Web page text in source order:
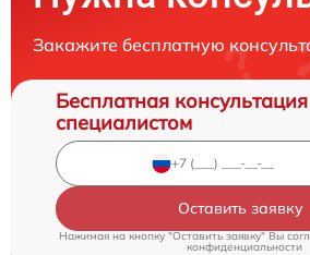
Закажите бесплатную
Бесплатная
специалистом
Оставить заявку
Нажимая на кнопку "Оставить заявку" Вы
конфиденциальности